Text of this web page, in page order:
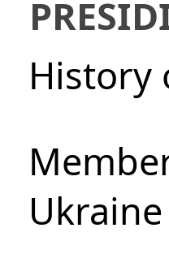
History
Ukraine